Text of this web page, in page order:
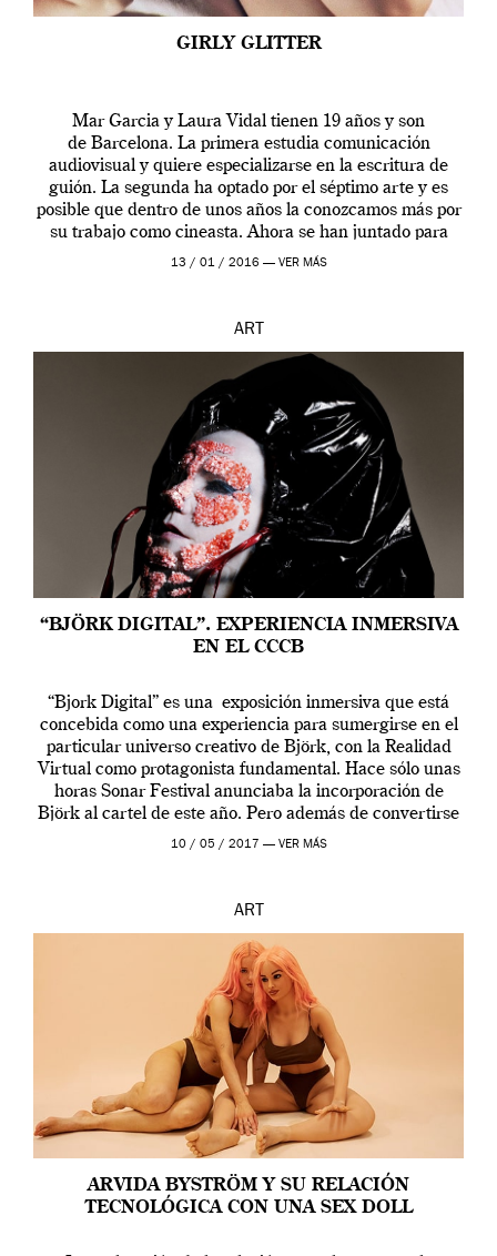
GIRLY GLITTER
Mar Garcia y Laura Vidal tienen 19 años y son
de Barcelona. La primera estudia comunicación
audiovisual y quiere especializarse en la escritura de
guión. La segunda ha optado por el séptimo arte y es
posible que dentro de unos años la conozcamos más por
su trabajo como cineasta. Ahora se han juntado para
contarnos una […]
13 / 01 / 2016 — VER MÁS
ART
“BJÖRK DIGITAL”. EXPERIENCIA INMERSIVA
EN EL CCCB
“Bjork Digital” es una exposición inmersiva que está
concebida como una experiencia para sumergirse en el
particular universo creativo de Björk, con la Realidad
Virtual como protagonista fundamental. Hace sólo unas
horas Sonar Festival anunciaba la incorporación de
Björk al cartel de este año. Pero además de convertirse
en una de las actuaciones más relevantes […]
10 / 05 / 2017 — VER MÁS
ART
ARVIDA BYSTRÖM Y SU RELACIÓN
TECNOLÓGICA CON UNA SEX DOLL